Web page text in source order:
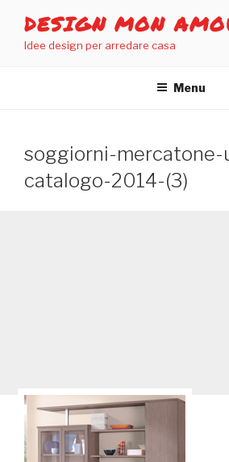
contenuto
DESIGN MON
Idee design per arredare casa
Menu
soggiorni-mercatone-
catalogo-2014-(3)